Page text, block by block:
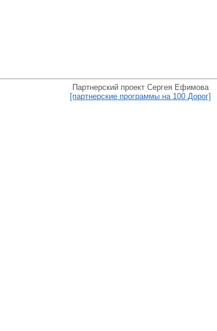
Партнерский проект Сергея Ефимова
[партнерские программы на 100 Дорог]